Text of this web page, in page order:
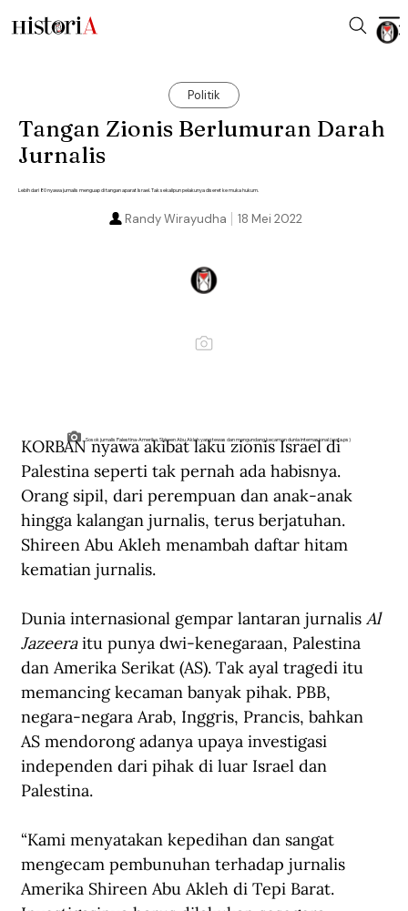
Politik
Tangan Zionis Berlumuran Darah
Jurnalis
Lebih dari 80 nyawa jurnalis menguap di tangan aparat Israel. Tak sekalipun pelakunya diseret ke muka hukum.
18 Mei 2022
Randy Wirayudha
Sosok jurnalis Palestina-Amerika, Shireen Abu Akleh yang tewas dan mengundang kecaman dunia internasional (wafa.ps)
KORBAN nyawa akibat laku zionis Israel di
Palestina seperti tak pernah ada habisnya.
Orang sipil, dari perempuan dan anak-anak
hingga kalangan jurnalis, terus berjatuhan.
Shireen Abu Akleh menambah daftar hitam
kematian jurnalis.
Dunia internasional gempar lantaran jurnalis Al
Jazeera itu punya dwi-kenegaraan, Palestina
dan Amerika Serikat (AS). Tak ayal tragedi itu
memancing kecaman banyak pihak. PBB,
negara-negara Arab, Inggris, Prancis, bahkan
AS mendorong adanya upaya investigasi
independen dari pihak di luar Israel dan
Palestina.
“Kami menyatakan kepedihan dan sangat
mengecam pembunuhan terhadap jurnalis
Amerika Shireen Abu Akleh di Tepi Barat.